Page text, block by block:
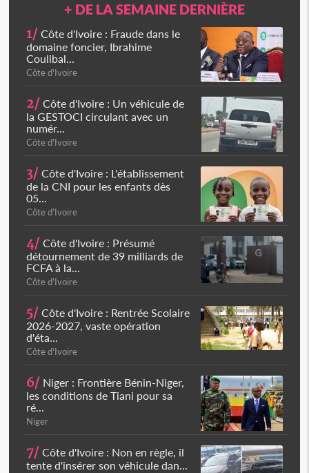
+ DE LA SEMAINE DERNIÈRE
1/ Côte d'Ivoire : Fraude dans le
domaine foncier, Ibrahime
Coulibal...
Côte d'Ivoire
2/ Côte d'Ivoire : Un véhicule de
la GESTOCI circulant avec un
numér...
Côte d'Ivoire
3/ Côte d'Ivoire : L'établissement
de la CNI pour les enfants dès
05...
Côte d'Ivoire
4/ Côte d'Ivoire : Présumé
détournement de 39 milliards de
FCFA à la...
Côte d'Ivoire
5/ Côte d'Ivoire : Rentrée Scolaire
2026-2027, vaste opération
d'éta...
Côte d'Ivoire
6/ Niger : Frontière Bénin-Niger,
les conditions de Tiani pour sa
ré...
Niger
7/ Côte d'Ivoire : Non en règle, il
tente d'insérer son véhicule dan...